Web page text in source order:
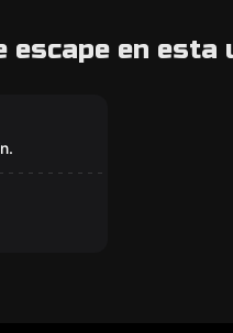
escape en esta